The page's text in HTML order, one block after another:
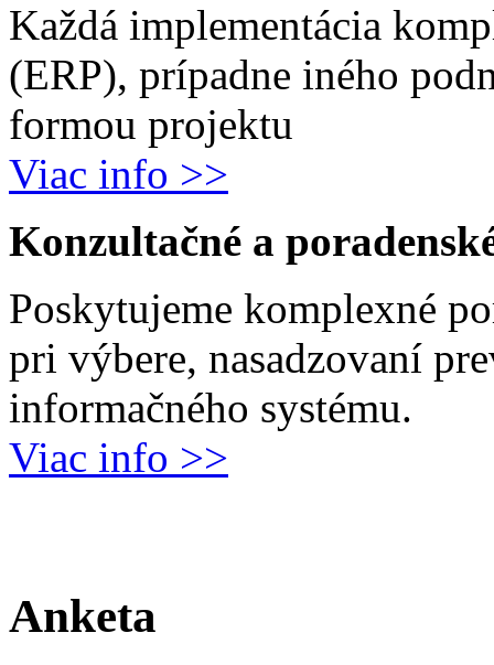
Každá implementácia
(ERP), prípadne iného
formou projektu
Viac info >>
Konzultačné a
Poskytujeme komplexné
pri výbere, nasadzovaní
informačného systému.
Viac info >>
Anketa